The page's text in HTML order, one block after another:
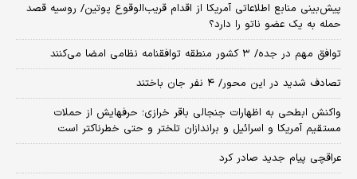
پیش‌بینی منابع اطلاعاتی آمریکا از اقدام قریب‌الوقوع پوتین/ روسیه قصد
حمله به یک عضو ناتو را دارد؟
توافق مهم در جده/ ۳ کشور منطقه توافقنامه نظامی امضا می‌کنند
تصادف شدید در این محور/ ۴ نفر جان باختند
واکنش ابطحی به اظهارات جنجالی باقر خرازی؛ حرفهایش از حملات
مستقیم آمریکا و اسرائیل و براندازان تلختر و حتی خطرناکتر است
عراقچی پیام جدید صادر کرد